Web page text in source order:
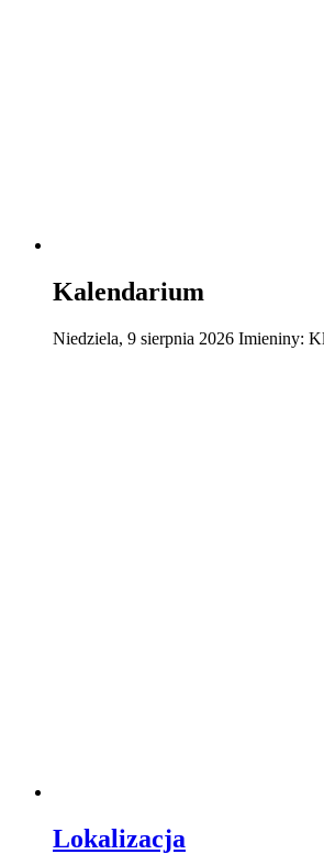
Kalendarium
Niedziela, 9 sierpnia 2026 Imieniny:
Lokalizacja